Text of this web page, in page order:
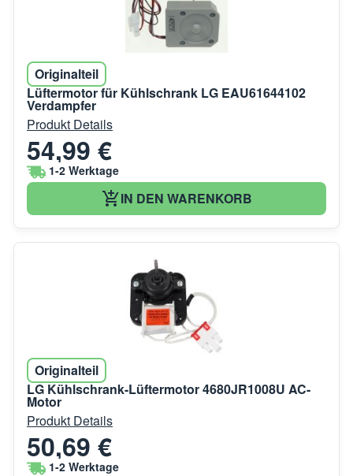
Originalteil
Lüftermotor für Kühlschrank LG EAU61644102
Verdampfer
Produkt Details
54,99 €
1-2 Werktage
IN DEN WARENKORB
Originalteil
LG Kühlschrank-Lüftermotor 4680JR1008U AC-
Motor
Produkt Details
50,69 €
1-2 Werktage